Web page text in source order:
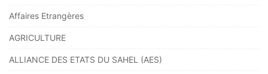
Affaires Etrangères
AGRICULTURE
ALLIANCE DES ETATS DU SAHEL (AES)